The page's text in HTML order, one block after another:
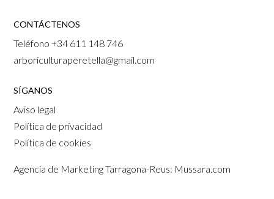
CONTÁCTENOS
Teléfono+34 611 148 746
arboriculturaperetella@gmail.com
SÍGANOS
Aviso legal
Política de privacidad
Política de cookies
Agencia de Marketing Tarragona-Reus: Mussara.com